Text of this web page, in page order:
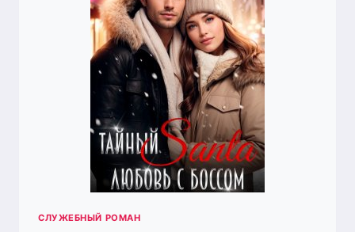
СЛУЖЕБНЫЙ РОМАН